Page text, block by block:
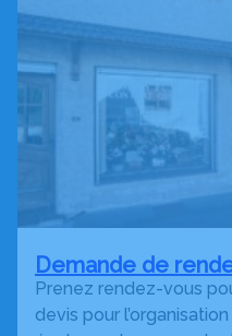
Demande de
Prenez rendez-vous
devis pour